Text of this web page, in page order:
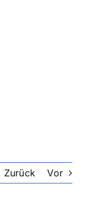
Zurück Vor